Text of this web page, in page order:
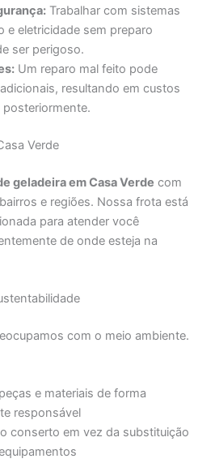
Trabalhar com sistemas
e eletricidade sem preparo
ser perigoso.
Um reparo mal feito pode
resultando em custos
Verde
geladeira em Casa Verde com
e regiões. Nossa frota está
para atender você
de onde esteja na
com o meio ambiente.
e materiais de forma
responsável
conserto em vez da substituição